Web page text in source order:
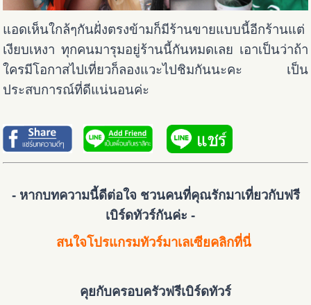
แอดเห็นใกล้ๆกันฝั่งตรงข้ามก็มีร้านขายแบบนี้อีกร้านแต่
เงียบเหงา ทุกคนมารุมอยู่ร้านนี้กันหมดเลย เอาเป็นว่าถ้า
ใครมีโอกาสไปเที่ยวก็ลองแวะไปชิมกันนะคะ เป็น
ประสบการณ์ที่ดีแน่นอนค่ะ
- หากบทความนี้ดีต่อใจ ชวนคนที่คุณรักมาเที่ยวกับฟรี
เบิร์ดทัวร์กันค่ะ -
สนใจโปรแกรมทัวร์มาเลเซียคลิกที่นี่
คุยกับครอบครัวฟรีเบิร์ดทัวร์